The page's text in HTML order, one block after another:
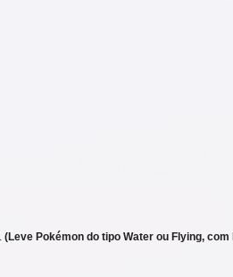
(Leve Pokémon do tipo Water ou Flying,